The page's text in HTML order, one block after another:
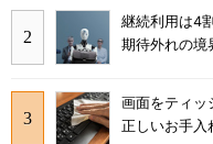
継続利用は4
期待外れの境
画面をティ
正しいお手入